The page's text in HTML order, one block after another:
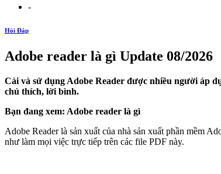
-
Hỏi Đáp
Adobe reader là gì Update 08/2026
Cài và sử dụng Adobe Reader được nhiều người áp
chú thích, lời bình.
Bạn đang xem: Adobe reader là gì
Adobe Reader là sản xuất của nhà sản xuất phần mềm
như làm mọi việc trực tiếp trên các file PDF này.